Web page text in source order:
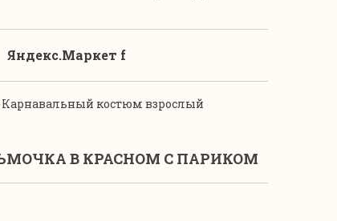
Яндекс.Маркет f
Карнавальный костюм взрослый
В КРАСНОМ С ПАРИКОМ